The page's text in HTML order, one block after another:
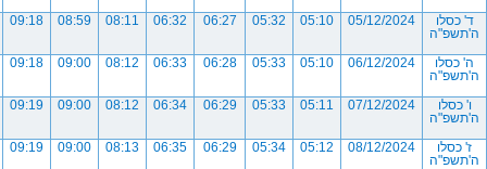
ד' כסלו
ה'תשפ"ה
05/12/2024
05:10
05:32
06:27
06:32
08:11
08:59
09:18
ה' כסלו
ה'תשפ"ה
06/12/2024
05:10
05:33
06:28
06:33
08:12
09:00
09:18
ו' כסלו
ה'תשפ"ה
07/12/2024
05:11
05:33
06:29
06:34
08:12
09:00
09:19
ז' כסלו
ה'תשפ"ה
08/12/2024
05:12
05:34
06:29
06:35
08:13
09:00
09:19